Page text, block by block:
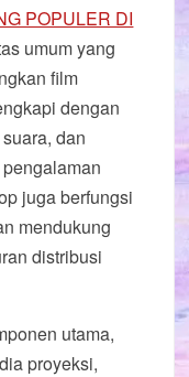
POPULER DI
umum yang
film
dengan
dan
juga berfungsi
mendukung
distribusi
utama,
proyeksi,